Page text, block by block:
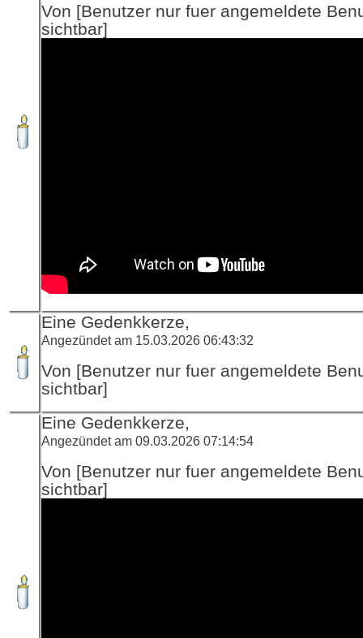
Von [Benutzer nur fuer angemeldete
sichtbar]
Eine Gedenkkerze,
Angezündet am 15.03.2026 06:43:32
Von [Benutzer nur fuer angemeldete
sichtbar]
Eine Gedenkkerze,
Angezündet am 09.03.2026 07:14:54
Von [Benutzer nur fuer angemeldete
sichtbar]